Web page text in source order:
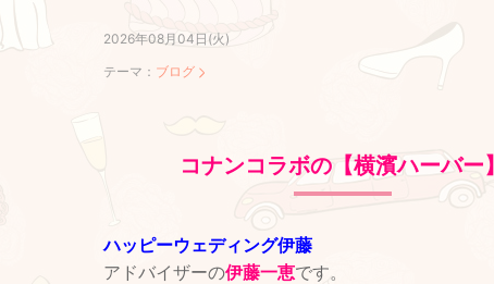
2026年08月04日(火)
テーマ： ブログ
コナンコラボの【横濱ハーバー】
ハッピーウェディング伊藤
アドバイザーの伊藤一恵です。